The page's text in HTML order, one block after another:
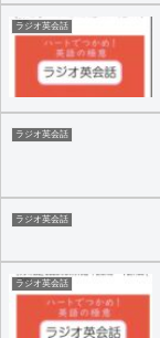
ラジオ英会話
ラジオ英会話
ラジオ英会話
ラジオ英会話